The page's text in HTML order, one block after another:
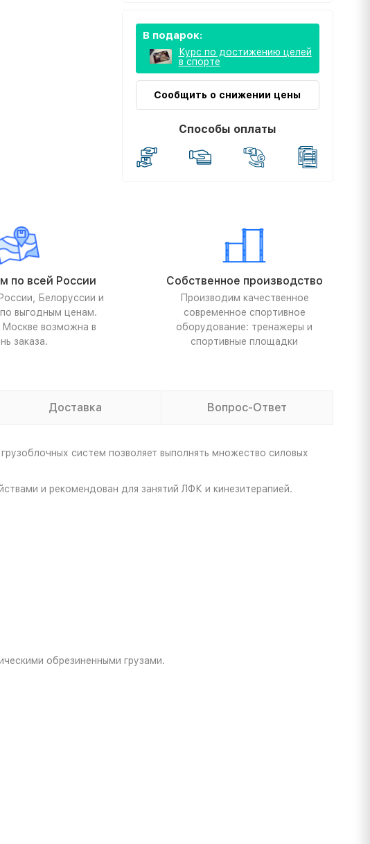
В подарок:
Курс по достижению целей
в спорте
Сообщить о снижении цены
Способы оплаты
по всей России
Белоруссии и
по выгодным ценам.
возможна в
заказа.
Собственное производство
Производим качественное
современное спортивное
оборудование: тренажеры и
спортивные площадки
Доставка Вопрос-Ответ
систем позволяет выполнять множество силовых
и рекомендован для занятий ЛФК и кинезитерапией.
обрезиненными грузами.